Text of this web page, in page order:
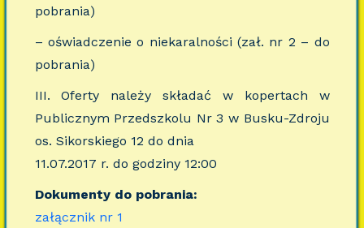
pobrania)
– oświadczenie o niekaralności (zał. nr 2 – do
pobrania)
III. Oferty należy składać w kopertach w
Publicznym Przedszkolu Nr 3 w Busku-Zdroju
os. Sikorskiego 12 do dnia
11.07.2017 r. do godziny 12:00
Dokumenty do pobrania:
załącznik nr 1